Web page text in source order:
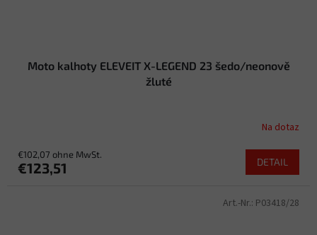
Moto kalhoty ELEVEIT X-LEGEND 23 šedo/neonově
žluté
Na dotaz
€102,07 ohne MwSt.
€123,51 DETAIL
Art.-Nr.: P03418/28